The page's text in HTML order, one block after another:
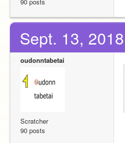
Sept. 13,
oudonntabetai
Scratcher
90 posts